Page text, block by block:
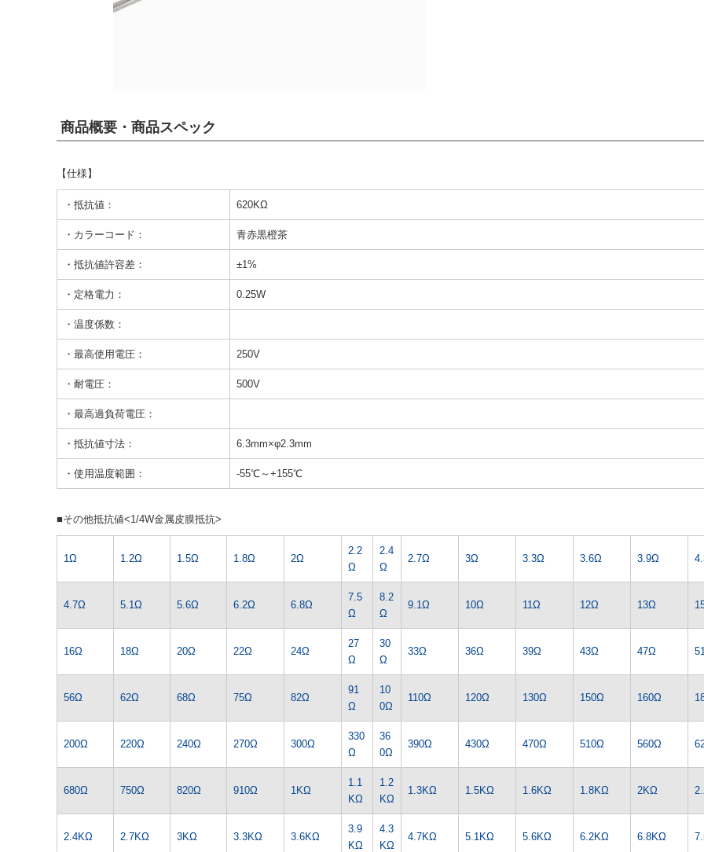
商品概要・商品スペック
【仕様】
・抵抗値： 620KΩ
・カラーコード： 青赤黒橙茶
・抵抗値許容差： ±1%
・定格電力： 0.25W
・温度係数：
・最高使用電圧： 250V
・耐電圧： 500V
・最高過負荷電圧：
・抵抗値寸法： 6.3mm×φ2.3mm
・使用温度範囲： -55℃～+155℃
■その他抵抗値<1/4W金属皮膜抵抗>
1Ω 1.2Ω 1.5Ω 1.8Ω 2Ω
2.2
Ω
2.4
Ω
2.7Ω 3Ω 3.3Ω 3.6Ω 3.9Ω
4.7Ω 5.1Ω 5.6Ω 6.2Ω 6.8Ω
7.5
Ω
8.2
Ω
9.1Ω 10Ω 11Ω 12Ω 13Ω
16Ω 18Ω 20Ω 22Ω 24Ω
27
Ω
30
Ω
33Ω 36Ω 39Ω 43Ω 47Ω
56Ω 62Ω 68Ω 75Ω 82Ω
91
Ω
10
0Ω
110Ω 120Ω 130Ω 150Ω 160Ω
200Ω 220Ω 240Ω 270Ω 300Ω
330
Ω
36
0Ω
390Ω 430Ω 470Ω 510Ω 560Ω
680Ω 750Ω 820Ω 910Ω 1KΩ
1.1
KΩ
1.2
KΩ
1.3KΩ 1.5KΩ 1.6KΩ 1.8KΩ 2KΩ
2.4KΩ 2.7KΩ 3KΩ 3.3KΩ 3.6KΩ
3.9
KΩ
4.3
KΩ
4.7KΩ 5.1KΩ 5.6KΩ 6.2KΩ 6.8KΩ